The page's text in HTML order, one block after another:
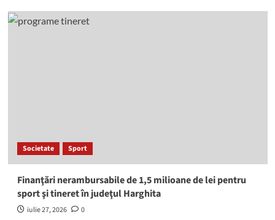
Societate Sport
Finanţări nerambursabile de 1,5 milioane de lei pentru
sport şi tineret în judeţul Harghita
iulie 27, 2026 0